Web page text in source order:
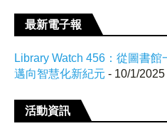
最新電子報
Library Watch 456：從圖書
邁向智慧化新紀元 - 10/1/2025
活動資訊